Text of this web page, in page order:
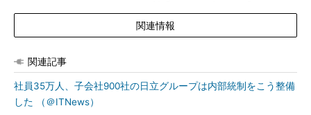
関連情報
関連記事
社員35万人、子会社900社の日立グループは内部統制をこう整備
した （＠ITNews）